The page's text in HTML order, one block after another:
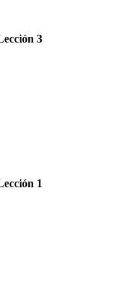
3
1